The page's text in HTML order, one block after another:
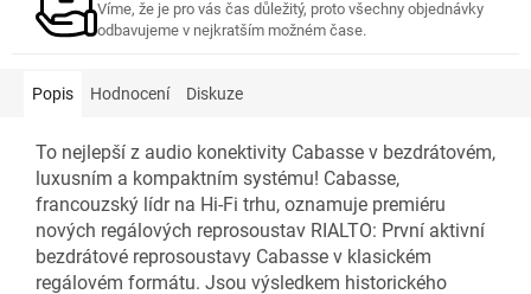
Víme, že je pro vás čas důležitý, proto všechny objednávky
odbavujeme v nejkratším možném čase.
Popis Hodnocení Diskuze
To nejlepší z audio konektivity Cabasse v bezdrátovém,
luxusním a kompaktním systému! Cabasse,
francouzský lídr na Hi-Fi trhu, oznamuje premiéru
nových regálových reprosoustav RIALTO: První aktivní
bezdrátové reprosoustavy Cabasse v klasickém
regálovém formátu. Jsou výsledkem historického